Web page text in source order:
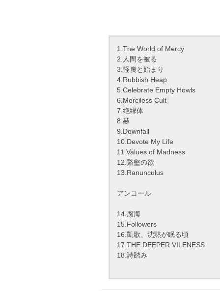
1.The World of Mercy
2.人間を被る
3.軽蔑と始まり
4.Rubbish Heap
5.Celebrate Empty Howls
6.Merciless Cult
7.絶縁体
8.赫
9.Downfall
10.Devote My Life
11.Values of Madness
12.谿壑の欲
13.Ranunculus
アンコール
14.腐海
15.Followers
16.凱歌、沈黙が眠る頃
17.THE DEEPER VILENESS
18.詩踏み